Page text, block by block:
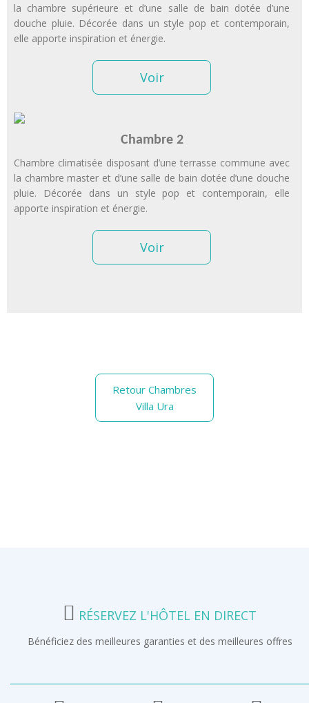
la chambre supérieure et d’une salle de bain dotée d’une
douche pluie. Décorée dans un style pop et contemporain,
elle apporte inspiration et énergie.
Voir
Chambre 2
Chambre climatisée disposant d’une terrasse commune avec
la chambre master et d’une salle de bain dotée d’une douche
pluie. Décorée dans un style pop et contemporain, elle
apporte inspiration et énergie.
Voir
Retour Chambres
Villa Ura
RÉSERVEZ L'HÔTEL EN DIRECT
Bénéficiez des meilleures garanties et des meilleures offres